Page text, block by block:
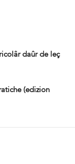
daûr de leç
(edizion